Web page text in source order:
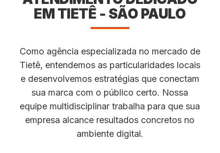
EM TIETÊ - SÃO PAULO
Como agência especializada no mercado de
Tietê, entendemos as particularidades locais
e desenvolvemos estratégias que conectam
sua marca com o público certo. Nossa
equipe multidisciplinar trabalha para que sua
empresa alcance resultados concretos no
ambiente digital.